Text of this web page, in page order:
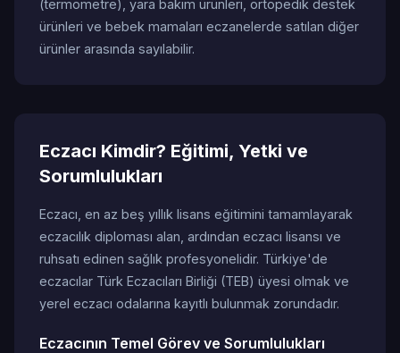
(termometre), yara bakım ürünleri, ortopedik destek
ürünleri ve bebek mamaları eczanelerde satılan diğer
ürünler arasında sayılabilir.
Eczacı Kimdir? Eğitimi, Yetki ve
Sorumlulukları
Eczacı, en az beş yıllık lisans eğitimini tamamlayarak
eczacılık diploması alan, ardından eczacı lisansı ve
ruhsatı edinen sağlık profesyonelidir. Türkiye'de
eczacılar Türk Eczacıları Birliği (TEB) üyesi olmak ve
yerel eczacı odalarına kayıtlı bulunmak zorundadır.
Eczacının Temel Görev ve Sorumlulukları